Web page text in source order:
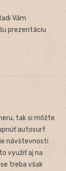
Vám
prezentáciu
tak si môžte
autosurf
návštevnosti
využiť aj na
treba však